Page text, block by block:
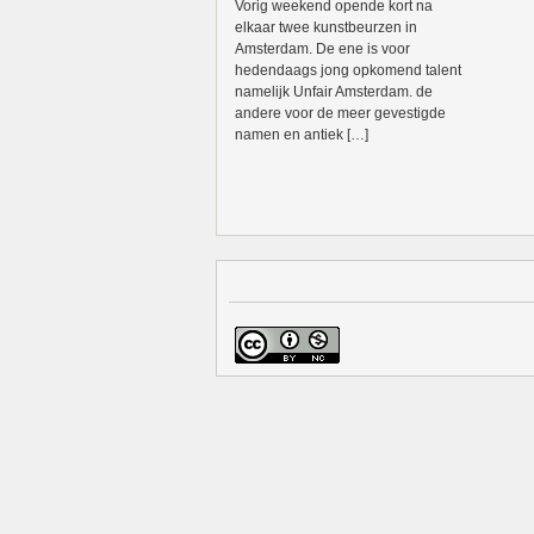
Vorig weekend opende kort na
elkaar twee kunstbeurzen in
Amsterdam. De ene is voor
hedendaags jong opkomend talent
namelijk Unfair Amsterdam. de
andere voor de meer gevestigde
namen en antiek […]